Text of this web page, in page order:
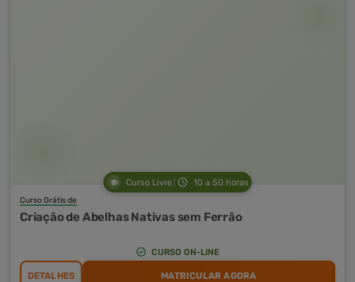
Curso Livre 10 a 50 horas
Curso Grátis de
Criação de Abelhas Nativas sem Ferrão
CURSO ON-LINE
DETALHES MATRICULAR AGORA